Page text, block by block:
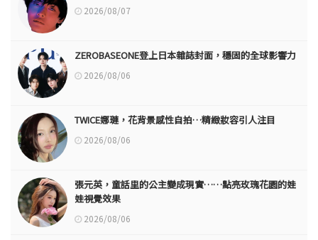
2026/08/07
ZEROBASEONE登上日本雜誌封面，穩固的全球影響力
2026/08/06
TWICE娜璉，花背景感性自拍…精緻妝容引人注目
2026/08/06
張元英，童話里的公主變成現實……點亮玫瑰花園的娃
娃視覺效果
2026/08/06